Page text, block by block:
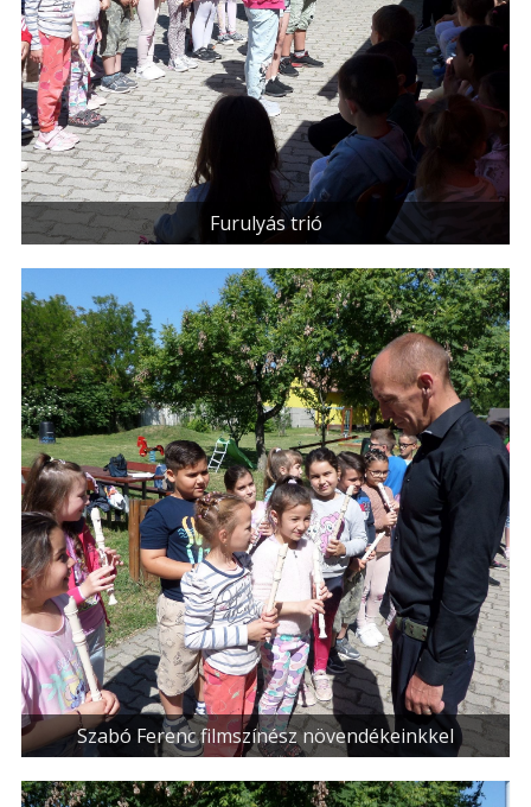
Furulyás trió
Szabó Ferenc filmszínész növendékeinkkel